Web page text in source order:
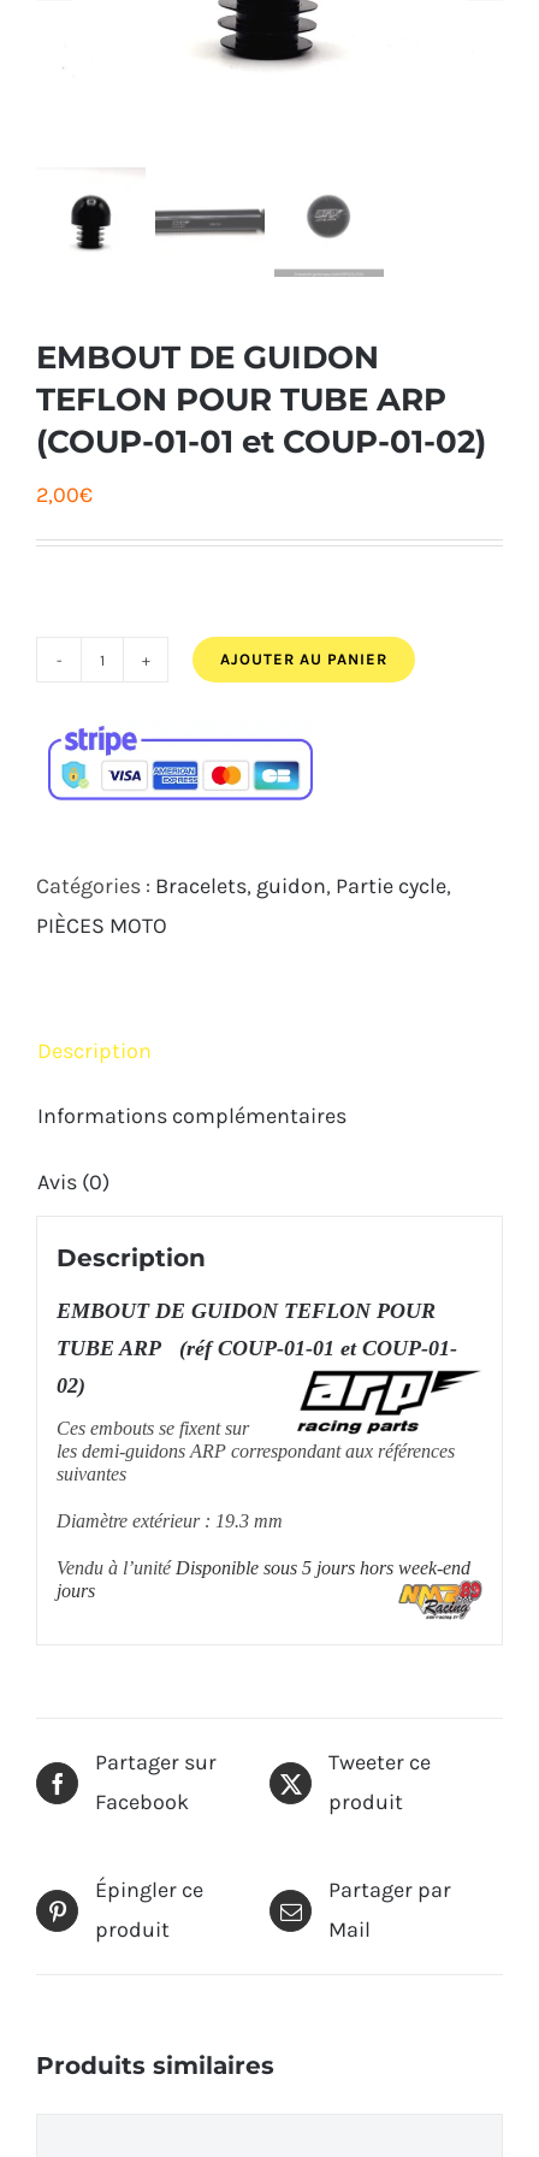
EMBOUT DE GUIDON
TEFLON POUR TUBE ARP
(COUP-01-01 et COUP-01-02)
2,00€
quantité
EMBOUT
DE
01-
01
COUP-
02)
AJOUTER AU PANIER
Catégories : Bracelets guidon Partie cycle
PIÈCES MOTO
Description
Informations complémentaires
Avis (0)
Description
EMBOUT DE GUIDON TEFLON POUR
TUBE ARP (réf COUP-01-01 et COUP-01-
02)
Ces embouts se fixent sur
les demi-guidons ARP correspondant aux références
suivantes
Diamètre extérieur : 19.3 mm
Vendu à l’unité Disponible sous 5 jours hors week-end
jours
Partager sur
Facebook
Tweeter ce
produit
Épingler ce
produit
Partager par
Mail
Produits similaires